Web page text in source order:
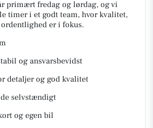
primært fredag og lørdag, og vi
timer i et godt team, hvor kvalitet,
er i fokus.
og ansvarsbevidst
detaljer og god kvalitet
selvstændigt
og egen bil